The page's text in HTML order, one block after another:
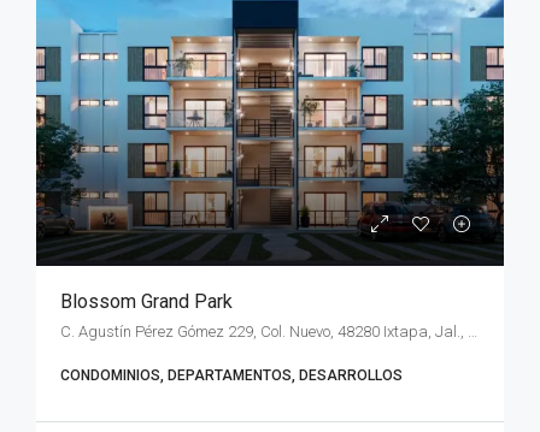
Blossom Grand Park
C. Agustín Pérez Gómez 229, Col. Nuevo, 48280 Ixtapa, Jal., México
CONDOMINIOS, DEPARTAMENTOS, DESARROLLOS